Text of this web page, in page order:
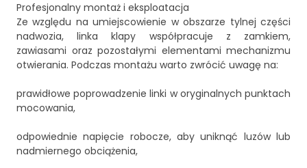
Profesjonalny montaż i eksploatacja
Ze względu na umiejscowienie w obszarze tylnej części
nadwozia, linka klapy współpracuje z zamkiem,
zawiasami oraz pozostałymi elementami mechanizmu
otwierania. Podczas montażu warto zwrócić uwagę na:
prawidłowe poprowadzenie linki w oryginalnych punktach
mocowania,
odpowiednie napięcie robocze, aby uniknąć luzów lub
nadmiernego obciążenia,